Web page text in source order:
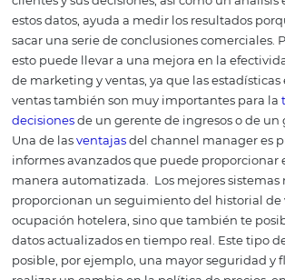
Méxicotiene actualmente más de
disponibles en todas las regiones.
imagina el esfuerzo requerido por un
para dar preferencia a tu hotel. Un
este proceso. Generalmente, los
canales disponibles en la industria
unos pocos cientos de canales
como medio para alcanzar a clientes
muchos casos, pueden ser mucho
de reserva reconocidos
las posibilidades de divulgación de tu
adecuadas, lo que se refleja en el